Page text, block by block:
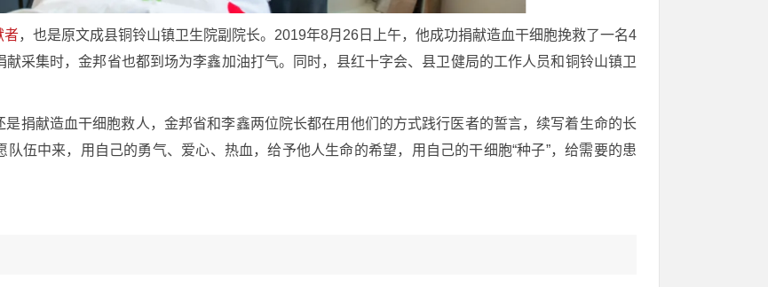
者，也是原文成县铜铃山镇卫生院副院长。2019年8月26日上午，他成功捐献造血干细胞挽救了一名4
采集时，金邦省也都到场为李鑫加油打气。同时，县红十字会、县卫健局的工作人员和铜铃山镇卫
捐献造血干细胞救人，金邦省和李鑫两位院长都在用他们的方式践行医者的誓言，续写着生命的长
伍中来，用自己的勇气、爱心、热血，给予他人生命的希望，用自己的干细胞“种子”，给需要的患